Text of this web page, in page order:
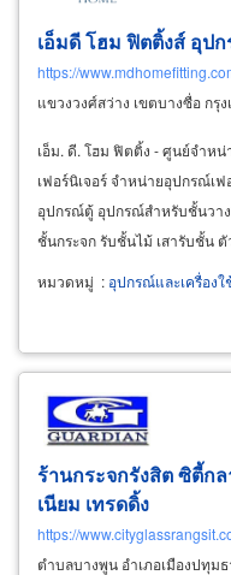
เอ็มดี โฮม ฟิตติ้งส์ อุป
https://
แขวงวงศ์สว่าง เขตบางซื่อ กรุ
เอ็ม. ดี. โฮม ฟิตติ้ง - ศูนย์จำห
เฟอร์นิเจอร์ จำหน่ายอุปกรณ์เฟ
อุปกรณ์ตู้ อุปกรณ์สำหรับชั้นวา
ชั้นกระจก รับชั้นไม้ เสารับชั้น
หน่ายเฟรมอลูมิเนียม มือจับโป
หมวดหมู่ : อุปกรณ์และเครื่อง
ร้านกระจกรังสิต ซิตี้ก
เนียม เทรดดิ้ง
https://
ตำบลบางพูน อำเภอเมืองปทุม